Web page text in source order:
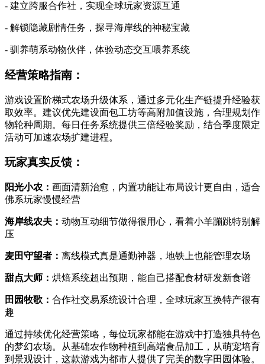
- 建立跨服合作社，实现全球玩家资源互通
- 解锁隐藏剧情任务，探寻海岸线的神秘宝藏
- 驯养萌系动物伙伴，体验动态交互喂养系统
经营策略指南：
游戏设置阶梯式农场升级体系，通过多元化生产链提升经验获
取效率。建议优先建设面包工坊等高附加值设施，合理规划作
物轮种周期。每日任务系统提供三倍经验奖励，结合季度限定
活动可加速农场扩建进程。
玩家真实反馈：
阳光小农： 画面清新治愈，内置功能让布局设计更自由，适合
佛系玩家慢慢经营
海岸线农夫： 动物互动细节做得很用心，看着小羊蹦跳特别解
压
麦田守望者： 离线模式真是通勤神器，地铁上也能管理农场
甜点大师： 烘焙系统超出预期，能自己搭配食材研发新食谱
田园牧歌： 合作社交易系统设计合理，全球玩家互换特产很有
趣
通过持续优化经营策略，每位玩家都能在游戏中打造独具特色
的梦幻农场。从基础农作物种植到高端食品加工，从萌宠培育
到景观设计，这款游戏为都市人提供了完美的数字田园体验。